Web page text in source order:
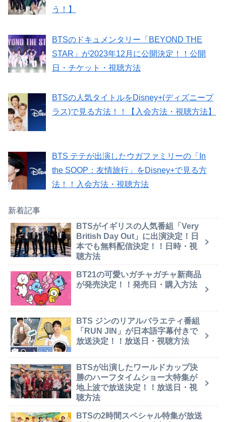
う！】
BTSのドキュメンタリー「BEYOND THE
STAR」が2023年12月に公開決定！！公開
日・チケット・視聴方法
BTSの人気タイトルをDisney+(ディズニープ
ラス)で見る方法！！【入会方法・視聴方法】
BTS テテが出演したウガファミリーの「In
the SOOP：友情旅行」をDisney+で見る方
法！！入会方法・視聴方法
新着記事
BTSがイギリスの人気番組「Very
British Day Out」に出演決定！日
本でも無料配信決定！！日時・視
聴方法
BT21の可愛いガチャガチャ新商品
が発売決定！！発売日・購入方法
BTS ジンのリアルバラエティ番組
「RUN JIN」が日本語字幕付きで
放送決定！！放送日・視聴方法
BTSが出演したワールドカップ決
勝のハーフタイムショー大特集が
地上波で放送決定！！放送日・視
聴方法
BTSの2時間スペシャル特集が放送